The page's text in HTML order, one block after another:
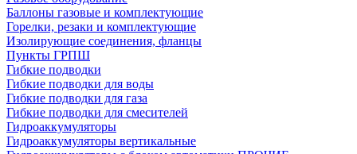
Баллоны газовые и комплектующие
Горелки, резаки и комплектующие
Изолирующие соединения, фланцы
Пункты ГРПШ
Гибкие подводки
Гибкие подводки для воды
Гибкие подводки для газа
Гибкие подводки для смесителей
Гидроаккумуляторы
Гидроаккумуляторы вертикальные